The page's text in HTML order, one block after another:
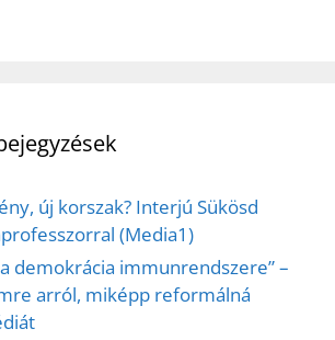
új korszak? Interjú Sükösd
(Media1)
demokrácia immunrendszere” –
arról, miképp reformálná